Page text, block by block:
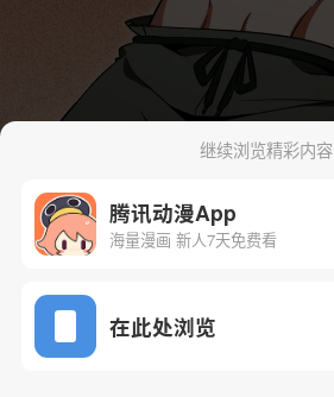
继续浏览精彩内容
腾讯动漫App
海量漫画 新人7天免费看
在此处浏览